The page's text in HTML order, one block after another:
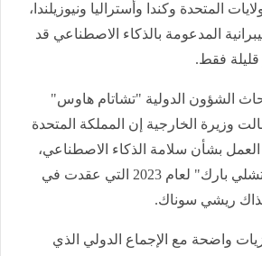
المتحدة وكندا وأستراليا ونيوزيلندا،
المدعومة بالذكاء الاصطناعي قد
فقط.
الشؤون الدولية "تشاتام هاوس"
وزيرة الخارجية إن المملكة المتحدة
بشأن سلامة الذكاء الاصطناعي،
بالبناء على قمة "بليتشلي بارك" لعام 2023 التي عقدت في
ريشي سوناك.
واضحة مع الإجماع الدولي الذي